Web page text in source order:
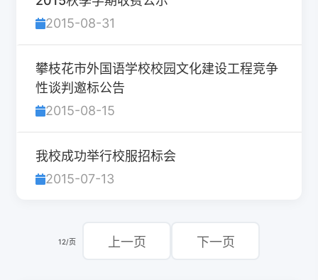
2015-08-31
攀枝花市外国语学校校园文化建设工程竞争
性谈判邀标公告
2015-08-15
我校成功举行校服招标会
2015-07-13
12/页 上一页 下一页